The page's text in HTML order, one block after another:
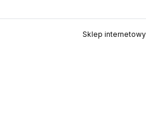
Sklep internetowy